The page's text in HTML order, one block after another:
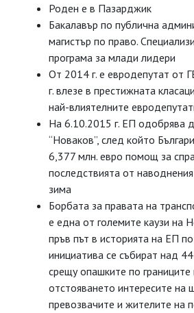
Роден е в Пазарджик
Бакалавър по публична
магистър по право.
програма за млади лидери
От 2014 г. е евродепутат от
г. влезе в престижната
най-влиятелните
На 6.10.2015 г. ЕП одобрява
“Новаков”, след който
6,377 млн. евро помощ за
последствията от
зима
Борбата за правата на
е една от големите каузи на
пръв път в историята на ЕП
инициатива се събират над
срещу опашките по границите
отстояването интересите на
превозвачите и жителите на